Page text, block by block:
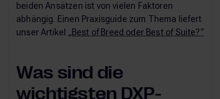
beiden Ansätzen ist von vielen Faktoren
abhängig. Einen Praxisguide zum Thema liefert
unser Artikel „Best of Breed oder Best of Suite?“
Was sind die
wichtigsten DXP-